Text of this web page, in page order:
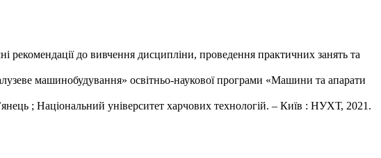
рекомендації до вивчення дисципліни, проведення практичних занять та
машинобудування» освітньо-наукової програми «Машини та апарати
; Національний університет харчових технологій. – Київ : НУХТ, 2021.